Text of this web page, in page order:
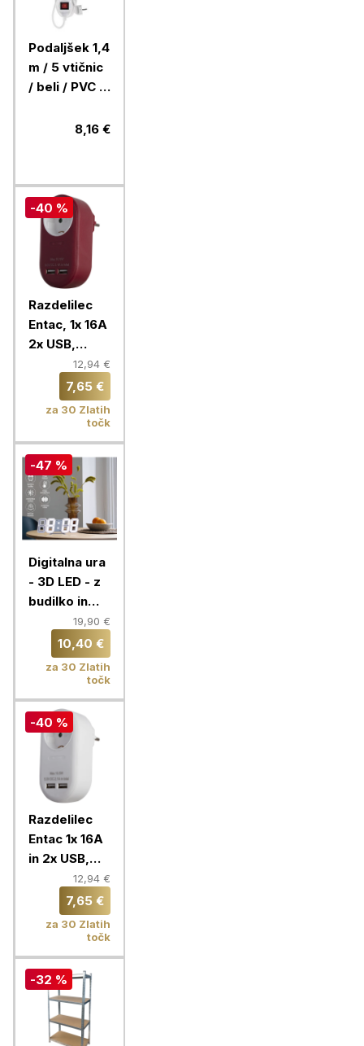
Podaljšek 1,4
m / 5 vtičnic
/ beli / PVC /
8,16 €
-40 %
Razdelilec
Entac, 1x 16A
2x USB,
12,94 €
7,65 €
za 30 Zlatih
točk
-47 %
Digitalna ura
- 3D LED - z
budilko in
prikazom
temperature
19,90 €
10,40 €
za 30 Zlatih
točk
-40 %
Razdelilec
Entac 1x 16A
in 2x USB,
12,94 €
7,65 €
za 30 Zlatih
točk
-32 %